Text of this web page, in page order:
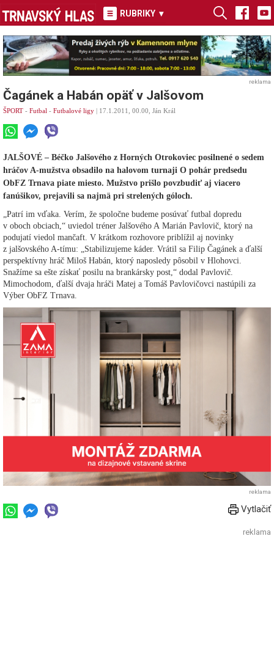
RUBRIKY ▾
reklama
Čagánek a Habán opäť v Jalšovom
ŠPORT - Futbal - Futbalové ligy | 17.1.2011, 00.00, Ján Král
JALŠOVÉ – Béčko Jalšového z Horných Otrokoviec posilnené o sedem
hráčov A-mužstva obsadilo na halovom turnaji O pohár predsedu
ObFZ Trnava piate miesto. Mužstvo prišlo povzbudiť aj viacero
fanúšikov, prejavili sa najmä pri strelených góloch.
„Patrí im vďaka. Verím, že spoločne budeme posúvať futbal dopredu
v oboch obciach,“ uviedol tréner Jalšového A Marián Pavlovič, ktorý na
podujatí viedol mančaft. V krátkom rozhovore priblížil aj novinky
z jalšovského A-tímu: „Stabilizujeme káder. Vrátil sa Filip Čagánek a ďalší
perspektívny hráč Miloš Habán, ktorý naposledy pôsobil v Hlohovci.
Snažíme sa ešte získať posilu na brankársky post,“ dodal Pavlovič.
Mimochodom, ďalší dvaja hráči Matej a Tomáš Pavlovičovci nastúpili za
Výber ObFZ Trnava.
reklama
Vytlačiť
reklama